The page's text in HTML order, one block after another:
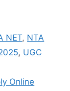
NET, NTA
, UGC
Online